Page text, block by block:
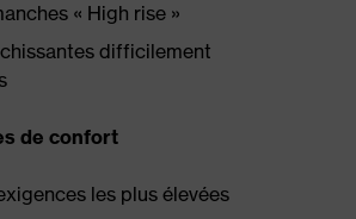
« High rise »
difficilement
de confort
les plus élevées